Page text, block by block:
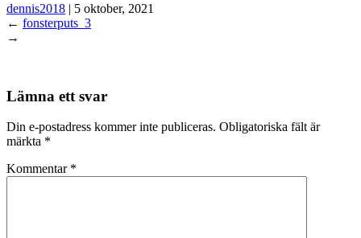
dennis2018 | 5 oktober, 2021
← fonsterputs_3
→
Lämna ett svar
Din e-postadress kommer inte publiceras. Obligatoriska fält är
märkta *
Kommentar *